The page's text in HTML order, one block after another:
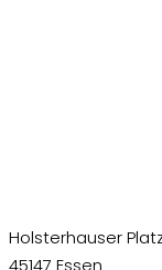
Holsterhauser
45147 Essen